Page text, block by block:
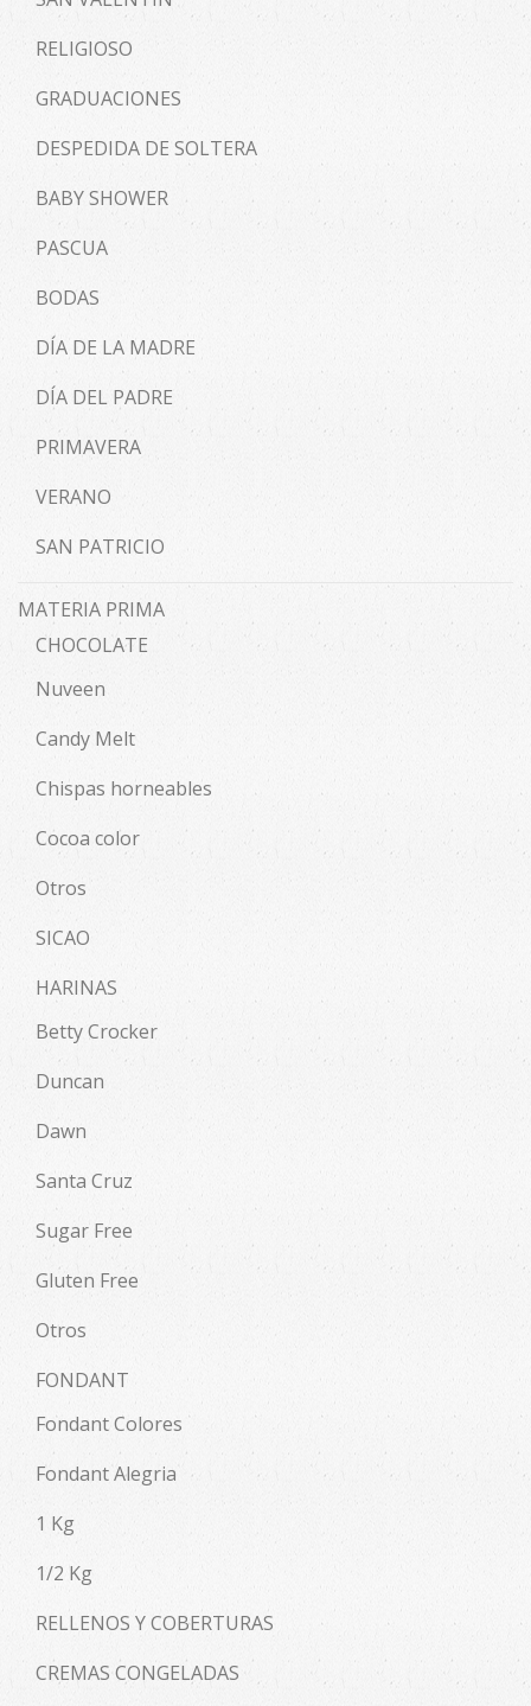
RELIGIOSO
GRADUACIONES
DESPEDIDA DE SOLTERA
BABY SHOWER
PASCUA
BODAS
DÍA DE LA MADRE
DÍA DEL PADRE
PRIMAVERA
VERANO
SAN PATRICIO
MATERIA PRIMA
CHOCOLATE
Nuveen
Candy Melt
Chispas horneables
Cocoa color
Otros
SICAO
HARINAS
Betty Crocker
Duncan
Dawn
Santa Cruz
Sugar Free
Gluten Free
Otros
FONDANT
Fondant Colores
Fondant Alegria
1 Kg
1/2 Kg
RELLENOS Y COBERTURAS
CREMAS CONGELADAS